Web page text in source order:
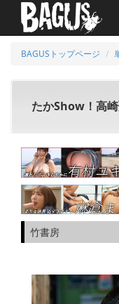
BAGUSトップページ
たかShow！高
竹書房